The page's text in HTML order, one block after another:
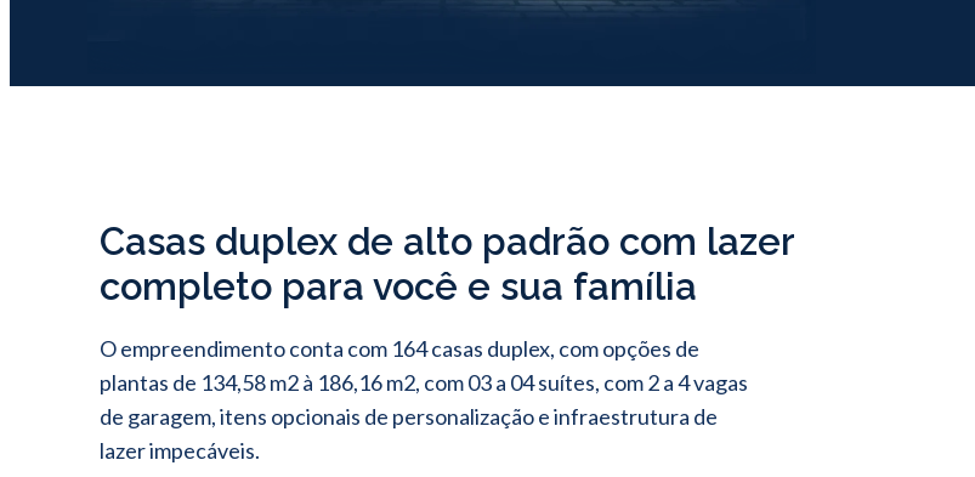
Casas duplex de alto padrão com lazer
completo para você e sua família
O empreendimento conta com 164 casas duplex, com opções de
plantas de 134,58 m2 à 186,16 m2, com 03 a 04 suítes, com 2 a 4 vagas
de garagem, itens opcionais de personalização e infraestrutura de
lazer impecáveis.